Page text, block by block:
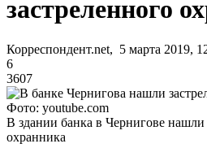
застреленного
Корреспондент.net, 5 марта 2019,
6
3607
Фото: youtube.com
В здании банка в Чернигове нашли
охранника